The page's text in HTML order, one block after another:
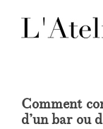
Comment
d’un bar ou